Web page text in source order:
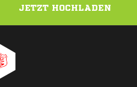
JETZT HOCHLADEN